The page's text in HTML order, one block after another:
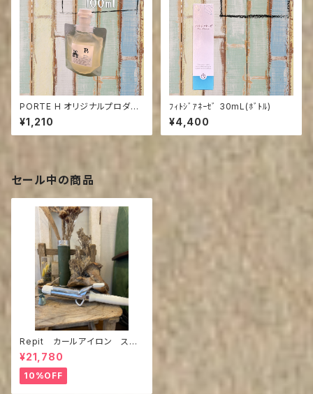
PORTE H オリジナルプロダク
ツP+シャンプー 100g
¥1,210
ﾌｨﾄｼﾞｱﾈｰｾﾞ 30mL(ﾎﾞﾄﾙ)
¥4,400
セール中の商品
Repit カールアイロン スク
エアバー36mm,40ｍｍ
¥21,780
10%OFF